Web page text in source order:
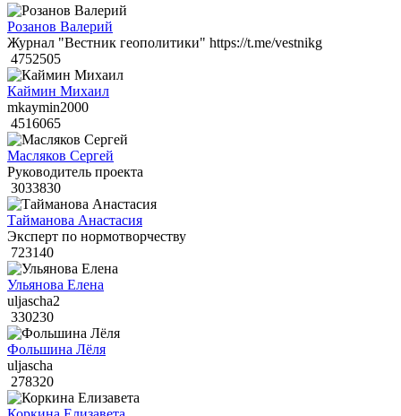
Розанов Валерий
Журнал "Вестник геополитики" https://t.me/vestnikg
4752505
Каймин Михаил
mkaymin2000
4516065
Масляков Сергей
Руководитель проекта
3033830
Тайманова Анастасия
Эксперт по нормотворчеству
723140
Ульянова Елена
uljascha2
330230
Фольшина Лёля
uljascha
278320